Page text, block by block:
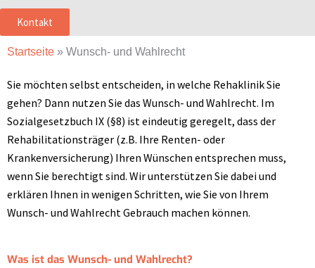
Kontakt
Startseite » Wunsch- und Wahlrecht
Sie möchten selbst entscheiden, in welche Rehaklinik Sie
gehen? Dann nutzen Sie das Wunsch- und Wahlrecht. Im
Sozialgesetzbuch IX (§8) ist eindeutig geregelt, dass der
Rehabilitationsträger (z.B. Ihre Renten- oder
Krankenversicherung) Ihren Wünschen entsprechen muss,
wenn Sie berechtigt sind. Wir unterstützen Sie dabei und
erklären Ihnen in wenigen Schritten, wie Sie von Ihrem
Wunsch- und Wahlrecht Gebrauch machen können.
Was ist das Wunsch- und Wahlrecht?